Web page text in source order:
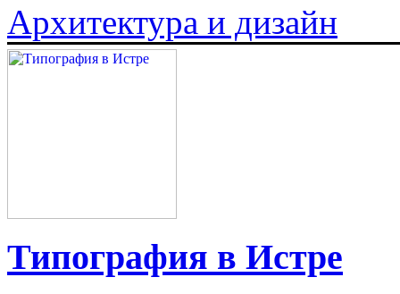
Архитектура и дизайн
Типография в Истре